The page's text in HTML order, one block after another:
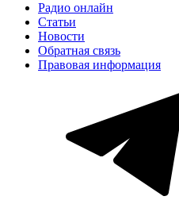
Радио онлайн
Статьи
Новости
Обратная связь
Правовая информация